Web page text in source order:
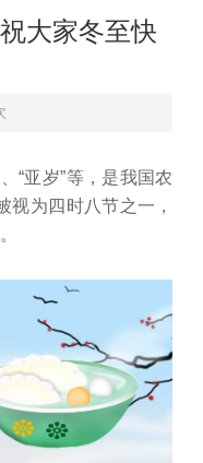
大家冬至快
“亚岁”等，是我国农
视为四时八节之一，